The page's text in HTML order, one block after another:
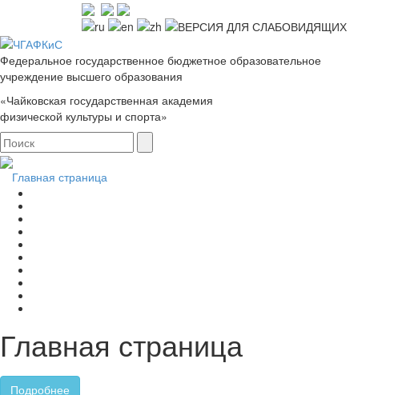
Федеральное государственное бюджетное образовательное
учреждение высшего образования
«Чайковская государственная академия
физической культуры и спорта»
Главная страница
Главная страница
Подробнее